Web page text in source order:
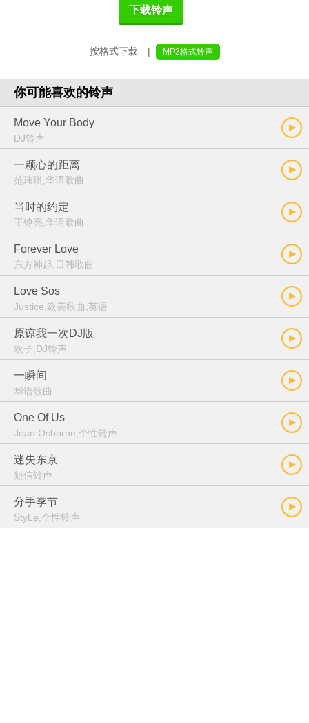
下载铃声
按格式下载 | MP3格式铃声
你可能喜欢的铃声
Move Your Body
DJ铃声
一颗心的距离
范玮琪,华语歌曲
当时的约定
王铮亮,华语歌曲
Forever Love
东方神起,日韩歌曲
Love Sos
Justice,欧美歌曲,英语
原谅我一次DJ版
欢子,DJ铃声
一瞬间
华语歌曲
One Of Us
Joan Osborne,个性铃声
迷失东京
短信铃声
分手季节
StyLe,个性铃声